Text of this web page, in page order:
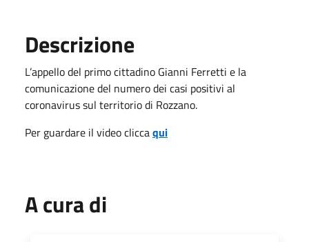
Descrizione
L’appello del primo cittadino Gianni Ferretti e la
comunicazione del numero dei casi positivi al
coronavirus sul territorio di Rozzano.
Per guardare il video cliccaqui
A cura di